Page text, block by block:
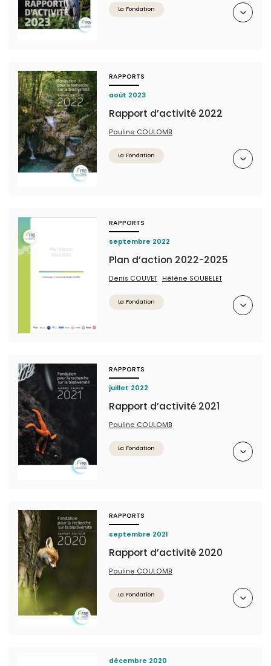
La Fondation
RAPPORTS
août 2023
Rapport d’activité 2022
Pauline COULOMB
La Fondation
RAPPORTS
septembre 2022
Plan d’action 2022-2025
Denis COUVET Hélène SOUBELET
La Fondation
RAPPORTS
juillet 2022
Rapport d’activité 2021
Pauline COULOMB
La Fondation
RAPPORTS
septembre 2021
Rapport d’activité 2020
Pauline COULOMB
La Fondation
décembre 2020